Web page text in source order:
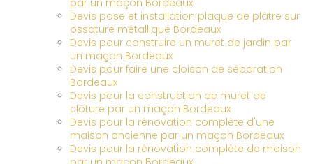
par un maçon Bordeaux
Devis pose et installation plaque de plâtre sur
ossature métallique Bordeaux
Devis pour construire un muret de jardin par
un maçon Bordeaux
Devis pour faire une cloison de séparation
Bordeaux
Devis pour la construction de muret de
clôture par un maçon Bordeaux
Devis pour la rénovation complète d'une
maison ancienne par un maçon Bordeaux
Devis pour la rénovation complète de maison